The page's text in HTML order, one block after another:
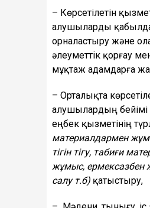
– Көрсетілетін
алушыларды
орналастыру және
әлеуметтік қорғау
мұқтаж адамдарға
– Орталықта
алушылардың
еңбек қызметінің
материалдармен
тігін тігу, табиғи
жұмыс, ермексазбен
салу т.б) қатыстыру,